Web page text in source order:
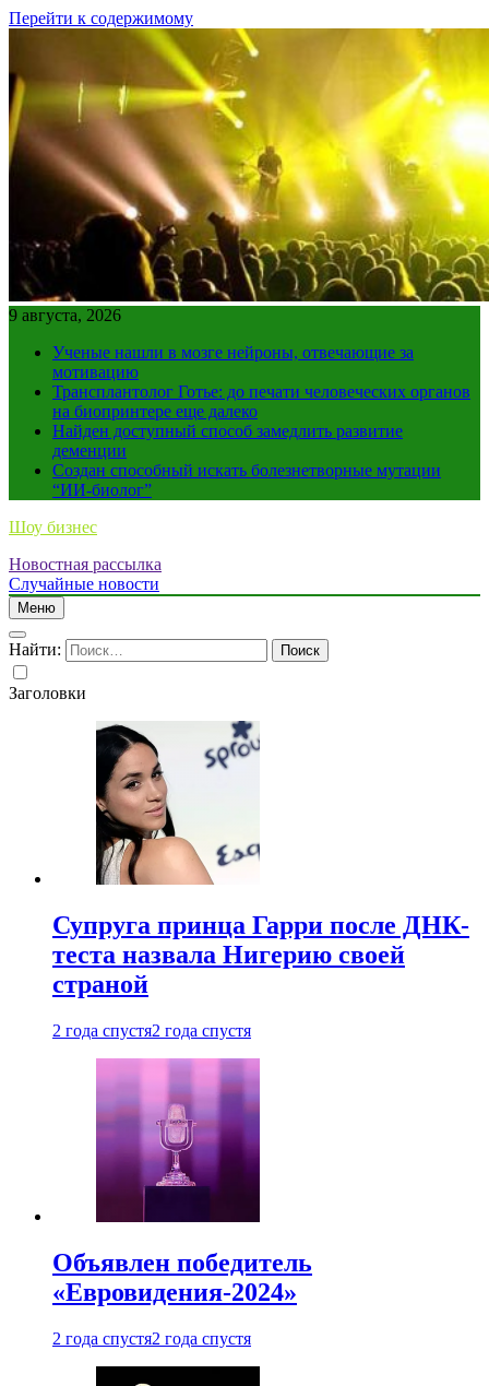
Перейти к содержимому
9 августа, 2026
Ученые нашли в мозге нейроны, отвечающие за
мотивацию
Трансплантолог Готье: до печати человеческих органов
на биопринтере еще далеко
Найден доступный способ замедлить развитие
деменции
Создан способный искать болезнетворные мутации
“ИИ-биолог”
Шоу бизнес
Новостная рассылка
Случайные новости
Меню
Найти:
Заголовки
Супруга принца Гарри после ДНК-
теста назвала Нигерию своей
страной
2 года спустя2 года спустя
Объявлен победитель
«Евровидения-2024»
2 года спустя2 года спустя